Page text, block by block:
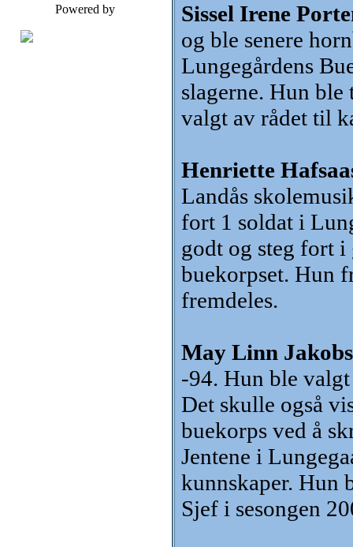
Powered by
Sissel Irene
og ble senere
Lungegårdens
slagerne. Hun
valgt av rådet til
Henriette
Landås
fort 1 soldat i
godt og steg fort
buekorpset. Hun
fremdeles.
May Linn
-94. Hun ble
Det skulle også
buekorps ved å
Jentene i
kunnskaper. Hun
Sjef i sesongen